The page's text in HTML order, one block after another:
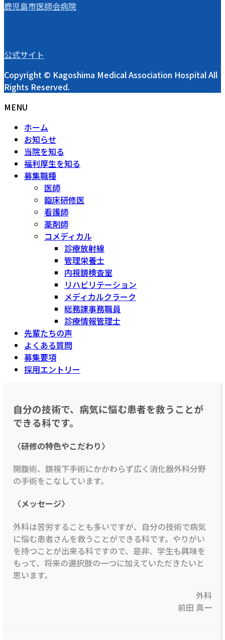
鹿児島市医師会病院
公式サイト
Copyright © Kagoshima Medical Association Hospital All
Rights Reserved.
MENU
ホーム
お知らせ
当院を知る
福利厚生を知る
募集職種
医師
臨床研修医
看護師
薬剤師
コメディカル
診療放射線
管理栄養士
内視鏡検査室
リハビリテーション
メディカルクラーク
総務課事務職員
診療情報管理士
先輩たちの声
よくある質問
募集要項
採用エントリー
自分の技術で、病気に悩む患者を救うことが
できる科です。
〈研修の特色やこだわり〉
開腹術、鏡視下手術にかかわらず広く消化器外科分野
の手術をこなしています。
〈メッセージ〉
外科は苦労することも多いですが、自分の技術で病気
に悩む患者さんを救うことができる科です。やりがい
を持つことが出来る科ですので、是非、学生も興味を
もって、将来の選択肢の一つに加えていただきたいと
思います。
外科
前田 真一